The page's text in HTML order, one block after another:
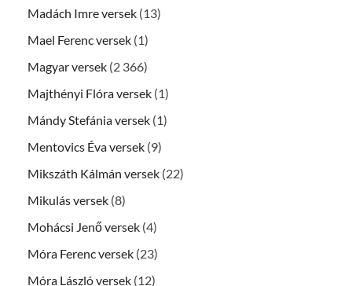
Madách Imre versek (13)
Mael Ferenc versek (1)
Magyar versek (2 366)
Majthényi Flóra versek (1)
Mándy Stefánia versek (1)
Mentovics Éva versek (9)
Mikszáth Kálmán versek (22)
Mikulás versek (8)
Mohácsi Jenő versek (4)
Móra Ferenc versek (23)
Móra László versek (12)